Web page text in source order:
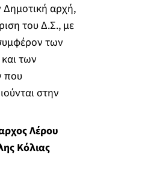
αρχή,
του Δ.Σ., με
των
των
που
στην
Λέρου
Κόλιας